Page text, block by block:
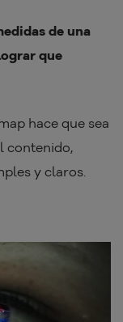
de una
que
hace que sea
contenido,
y claros.